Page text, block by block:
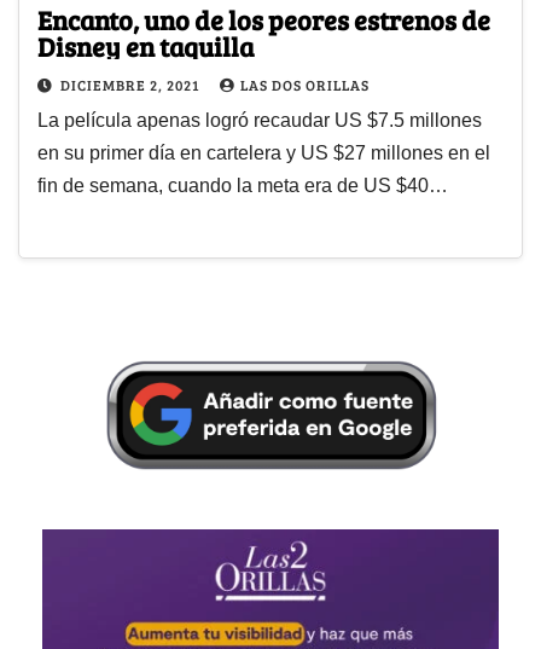
Encanto, uno de los peores estrenos de
Disney en taquilla
DICIEMBRE 2, 2021 LAS DOS ORILLAS
La película apenas logró recaudar US $7.5 millones
en su primer día en cartelera y US $27 millones en el
fin de semana, cuando la meta era de US $40…